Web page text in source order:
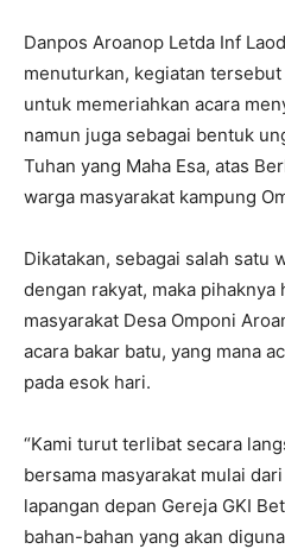
Danpos Aroanop Letda Inf
menuturkan, kegiatan
untuk memeriahkan acara
namun juga sebagai bentuk
Tuhan yang Maha Esa, atas
warga masyarakat kampung
Dikatakan, sebagai salah satu
dengan rakyat, maka pihaknya
masyarakat Desa Omponi
acara bakar batu, yang mana
pada esok hari.
“Kami turut terlibat secara
bersama masyarakat mulai
lapangan depan Gereja GKI
bahan-bahan yang akan